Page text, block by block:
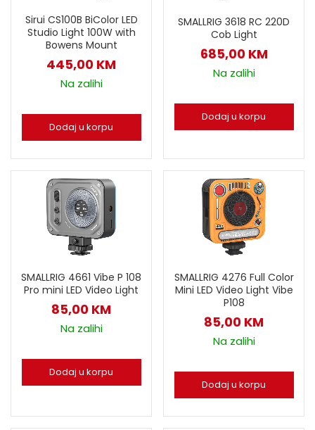
Sirui CS100B BiColor LED
Studio Light 100W with
Bowens Mount
445,00 KM
Na zalihi
Dodaj u korpu
SMALLRIG 3618 RC 220D
Cob Light
685,00 KM
Na zalihi
Dodaj u korpu
SMALLRIG 4661 Vibe P 108
Pro mini LED Video Light
85,00 KM
Na zalihi
Dodaj u korpu
SMALLRIG 4276 Full Color
Mini LED Video Light Vibe
P108
85,00 KM
Na zalihi
Dodaj u korpu